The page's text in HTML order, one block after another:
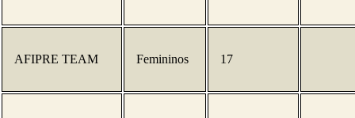
AFIPRE TEAM Femininos 17